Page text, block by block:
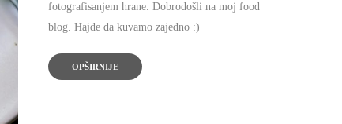
fotografisanjem hrane. Dobrodošli na moj food
blog. Hajde da kuvamo zajedno :)
OPŠIRNIJE